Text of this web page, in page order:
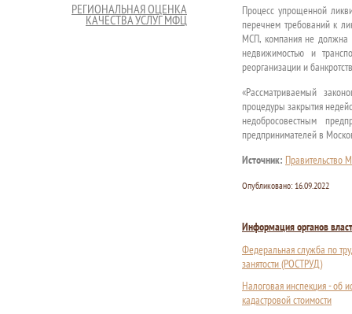
РЕГИОНАЛЬНАЯ ОЦЕНКА
КАЧЕСТВА УСЛУГ МФЦ
Процесс упрощенной
перечнем требований к
МСП, компания не должна
недвижимостью и
реорганизации и
«Рассматриваемый
процедуры закрытия
недобросовестным
предпринимателей в
Источник: Правительство
Опубликовано: 16.09.2022
Информация органов
Федеральная служба по
занятости (РОСТРУД)
Налоговая инспекция - об
кадастровой стоимости